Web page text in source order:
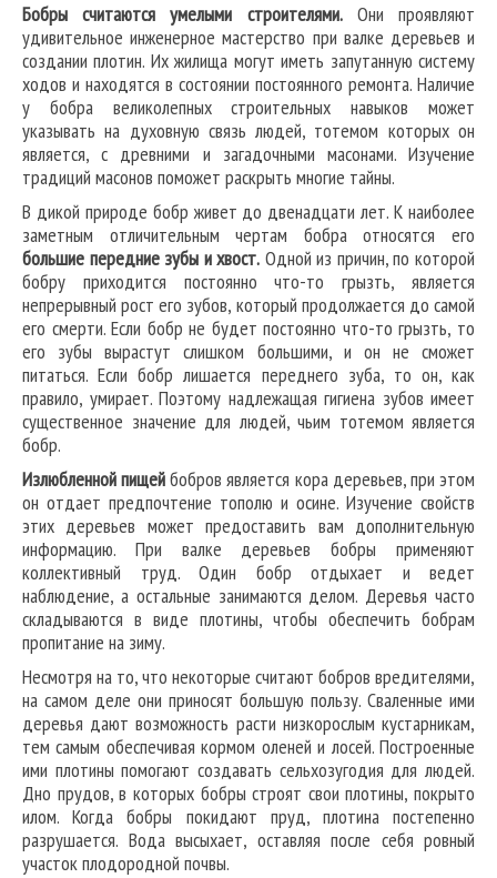
Бобры считаются умелыми строителями.Они проявляют
удивительное инженерное мастерство при валке деревьев и
создании плотин. Их жилища могут иметь запутанную систему
ходов и находятся в состоянии постоянного ремонта. Наличие
у бобра великолепных строительных навыков может
указывать на духовную связь людей, тотемом которых он
является, с древними и загадочными масонами. Изучение
традиций масонов поможет раскрыть многие тайны.
В дикой природе бобр живет до двенадцати лет. К наиболее
заметным отличительным чертам бобра относятся его
большие передние зубы и хвост. Одной из причин, по которой
бобру приходится постоянно что-то грызть, является
непрерывный рост его зубов, который продолжается до самой
его смерти. Если бобр не будет постоянно что-то грызть, то
его зубы вырастут слишком большими, и он не сможет
питаться. Если бобр лишается переднего зуба, то он, как
правило, умирает. Поэтому надлежащая гигиена зубов имеет
существенное значение для людей, чьим тотемом является
бобр.
Излюбленной пищейбобров является кора деревьев, при этом
он отдает предпочтение тополю и осине. Изучение свойств
этих деревьев может предоставить вам дополнительную
информацию. При валке деревьев бобры применяют
коллективный труд. Один бобр отдыхает и ведет
наблюдение, а остальные занимаются делом. Деревья часто
складываются в виде плотины, чтобы обеспечить бобрам
пропитание на зиму.
Несмотря на то, что некоторые считают бобров вредителями,
на самом деле они приносят большую пользу. Сваленные ими
деревья дают возможность расти низкорослым кустарникам,
тем самым обеспечивая кормом оленей и лосей. Построенные
ими плотины помогают создавать сельхозугодия для людей.
Дно прудов, в которых бобры строят свои плотины, покрыто
илом. Когда бобры покидают пруд, плотина постепенно
разрушается. Вода высыхает, оставляя после себя ровный
участок плодородной почвы.